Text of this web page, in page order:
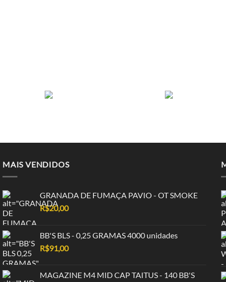
MAIS VENDIDOS
GRANADA DE FUMAÇA PAVIO - OT SMOKE
R$20,00
BB'S BLS - 0,25 GRAMAS 4000 unidades
R$91,00
MAGAZINE M4 MID CAP TAITUS - 140 BB'S